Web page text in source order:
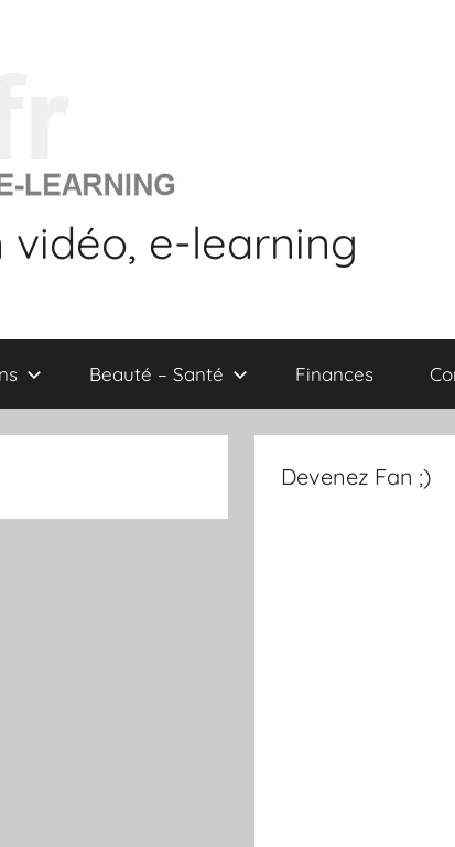
e-learning
Beauté – Santé Finances
Devenez Fan ;)